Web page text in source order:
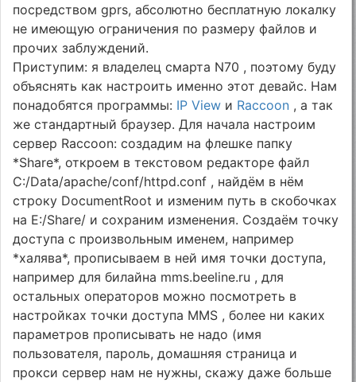
посредством gprs, абсолютно бесплатную локалку
не имеющую ограничения по размеру файлов и
прочих заблуждений.
Приступим: я владелец смарта N70 , поэтому буду
объяснять как настроить именно этот девайс. Нам
понадобятся программы: IP View и Raccoon , а так
же стандартный браузер. Для начала настроим
сервер Raccoon: создадим на флешке папку
*Share*, откроем в текстовом редакторе файл
C:/Data/apache/conf/httpd.conf , найдём в нём
строку DocumentRoot и изменим путь в скобочках
на E:/Share/ и сохраним изменения. Создаём точку
доступа с произвольным именем, например
*халява*, прописываем в ней имя точки доступа,
например для билайна mms.beeline.ru , для
остальных операторов можно посмотреть в
настройках точки доступа MMS , более ни каких
параметров прописывать не надо (имя
пользователя, пароль, домашняя страница и
прокси сервер нам не нужны, скажу даже больше